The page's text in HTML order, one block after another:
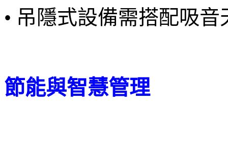
• 吊隱式設備需搭配吸音
節能與智慧管理